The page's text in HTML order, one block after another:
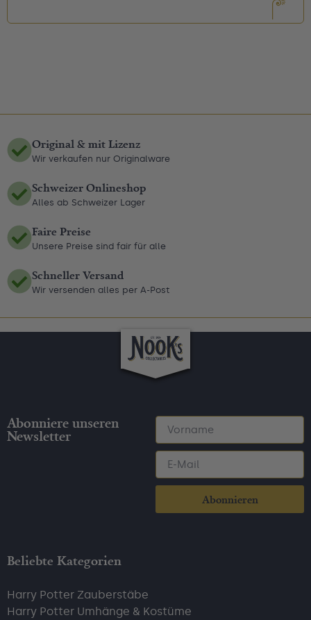
Original & mit Lizenz
Wir verkaufen nur Originalware
Schweizer Onlineshop
Alles ab Schweizer Lager
Faire Preise
Unsere Preise sind fair für alle
Schneller Versand
Wir versenden alles per A-Post
Abonniere unseren
Newsletter
Abonnieren
Beliebte Kategorien
Harry Potter Zauberstäbe
Harry Potter Umhänge & Kostüme